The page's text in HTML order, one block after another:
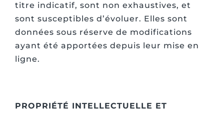
titre indicatif, sont non exhaustives, et
sont susceptibles d’évoluer. Elles sont
données sous réserve de modifications
ayant été apportées depuis leur mise en
ligne.
PROPRIÉTÉ INTELLECTUELLE ET